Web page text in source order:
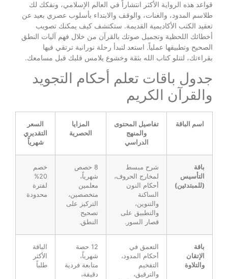
قواعد هذه الرواية الأكثر انتشاراً في العالم الإسلامي، ونفكك لك
طلاسم المدود، والغنات، والوقف والابتداء بأسلوب عصري بعيد عن
تعقيد الكتب الأكاديمية القديمة. ستكتشف كيف يمكنك تصويب
أخطائك اللحظية وتجميل صوتك بالقرآن من خلال فهم آليات النطق
الصحيح وتطبيقها عملياً. استعد لتبدأ رحلة نورانية ترتقي فيها
بقراءتك، لتتلو كتاب الله بثقة وخشوع يلامس قلبك قبل مسامعك.
جدول باقات تعلم أحكام التجويد
والقرآن الكريم
اسم الباقة
تفاصيل المحتوى
والمنهج
الدراسي
المزايا
الحصرية
السعر
التقديري
شهرياً
باقة
التأسيس
(للمبتدئين)
شرح مبسط
لمخارج الحروف،
أحكام النون
الساكنة
والتنوين،
والتطبيق على
قصار السور.
8 حصص
شهرياً،
معلمين
متخصصين،
التركيز على
تصحيح
النطق.
خصم
20%
لفترة
محدودة
باقة
الإتقان
والتلاوة
التعمق في
أحكام المدود،
التفخيم
والترقيق،
12 حصة
شهرياً،
متابعة فردية
دقيقة،
الباقة
الأكثر
طلباً